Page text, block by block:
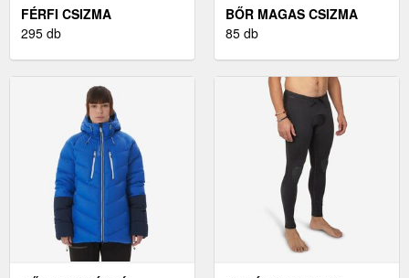
FÉRFI CSIZMA
295 db
BŐR MAGAS CSIZMA
85 db